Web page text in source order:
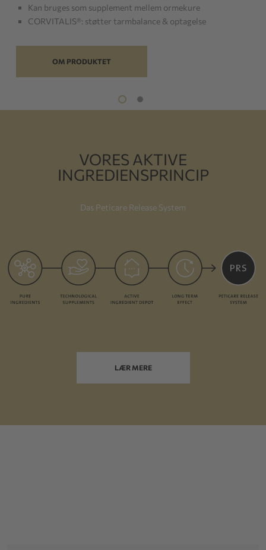
Kan bruges som supplement mellem ormekure
CORVITALIS®: støtter tarmbalance & optagelse
OM PRODUKTET
VORES AKTIVE
INGREDIENSPRINCIP
Das Peticare Release System
LÆR MERE